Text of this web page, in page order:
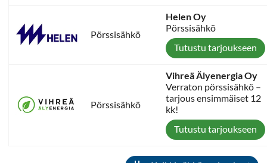
Pörssisähkö
Helen Oy
Pörssisähkö
Tutustu tarjoukseen
Pörssisähkö
Vihreä Älyenergia Oy
Verraton pörssisähkö –
tarjous ensimmäiset 12
kk!
Tutustu tarjoukseen